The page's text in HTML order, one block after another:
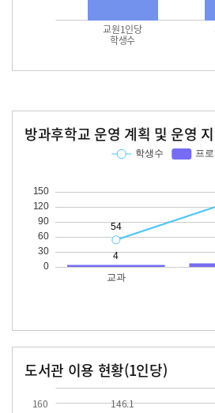
교원1인당
학생수
방과후학교 운영 계획 및 운영
도서관 이용 현황(1인당)
160 146.1